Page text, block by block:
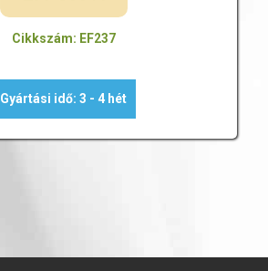
Cikkszám: EF237
Gyártási idő: 3 - 4 hét